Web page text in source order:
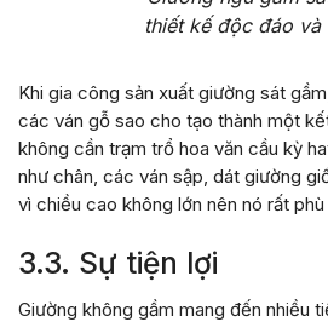
thiết kế độc đáo và
Khi gia công sản xuất giường sát
các ván gỗ sao cho tạo thành một
không cần trạm trổ hoa văn cầu kỳ
như chân, các ván sập, dát giường
vì chiều cao không lớn nên nó rất
3.3. Sự tiện lợi
Giường không gầm mang đến nhiều